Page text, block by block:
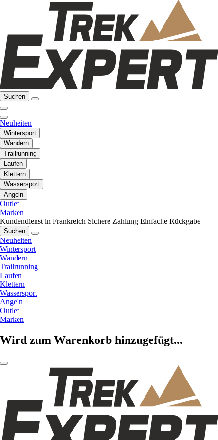
Suchen
Neuheiten
Wintersport
Wandern
Trailrunning
Laufen
Klettern
Wassersport
Angeln
Outlet
Marken
Kundendienst in Frankreich Sichere Zahlung Einfache Rückgabe
Suchen
Neuheiten
Wintersport
Wandern
Trailrunning
Laufen
Klettern
Wassersport
Angeln
Outlet
Marken
Wird zum Warenkorb hinzugefügt...